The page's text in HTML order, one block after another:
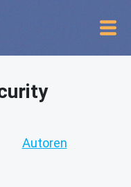
Autoren